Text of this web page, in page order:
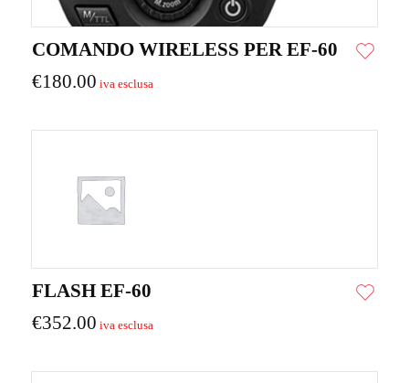
COMANDO WIRELESS PER EF-60
€180.00
FLASH EF-60
€352.00